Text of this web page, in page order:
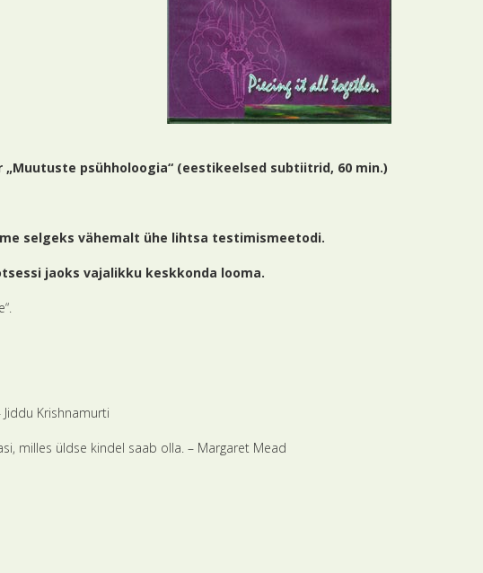
„Muutuste psühholoogia“ (eestikeelsed subtiitrid, 60 min.)
selgeks vähemalt ühe lihtsa testimismeetodi.
jaoks vajalikku keskkonda looma.
Krishnamurti
milles üldse kindel saab olla. – Margaret Mead